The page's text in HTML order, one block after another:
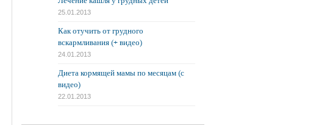
25.01.2013
Как отучить от грудного
вскармливания (+ видео)
24.01.2013
Диета кормящей мамы по месяцам (с
видео)
22.01.2013